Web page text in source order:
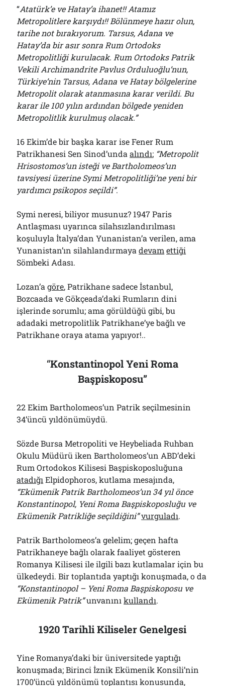
“Atatürk’e ve Hatay’a ihanet!! Atamız
Metropolitlere karşıydı!! Bölünmeye hazır olun,
tarihe not bırakıyorum. Tarsus, Adana ve
Hatay’da bir asır sonra Rum Ortodoks
Metropolitliği kurulacak. Rum Ortodoks Patrik
Vekili Archimandrite Pavlus Orduluoğlu’nun,
Türkiye’nin Tarsus, Adana ve Hatay bölgelerine
Metropolit olarak atanmasına karar verildi. Bu
karar ile 100 yılın ardından bölgede yeniden
Metropolitlik kurulmuş olacak.”
16 Ekim’de bir başka karar ise Fener Rum
Patrikhanesi Sen Sinod’undaalındı; “Metropolit
Hrisostomos’un isteği ve Bartholomeos’un
tavsiyesi üzerine Symi Metropolitliği’ne yeni bir
yardımcı psikopos seçildi”.
Symi neresi, biliyor musunuz? 1947 Paris
Antlaşması uyarınca silahsızlandırılması
koşuluyla İtalya’dan Yunanistan’a verilen, ama
Yunanistan’ın silahlandırmayadevam ettiği
Sömbeki Adası.
Lozan’agöre, Patrikhane sadece İstanbul,
Bozcaada ve Gökçeada’daki Rumların dini
işlerinde sorumlu; ama görüldüğü gibi, bu
adadaki metropolitlik Patrikhane’ye bağlı ve
Patrikhane oraya atama yapıyor!..
“Konstantinopol Yeni Roma
Başpiskoposu”
22 Ekim Bartholomeos’un Patrik seçilmesinin
34’üncü yıldönümüydü.
Sözde Bursa Metropoliti ve Heybeliada Ruhban
Okulu Müdürü iken Bartholomeos’un ABD’deki
Rum Ortodokos Kilisesi Başpiskoposluğuna
atadığı Elpidophoros, kutlama mesajında,
“Ekümenik Patrik Bartholomeos’un 34 yıl önce
Konstantinopol, Yeni Roma Başpiskoposluğu ve
Ekümenik Patrikliğe seçildiğini”vurguladı.
Patrik Bartholomeos’a gelelim; geçen hafta
Patrikhaneye bağlı olarak faaliyet gösteren
Romanya Kilisesi ile ilgili bazı kutlamalar için bu
ülkedeydi. Bir toplantıda yaptığı konuşmada, o da
“Konstantinopol – Yeni Roma Başpiskoposu ve
Ekümenik Patrik”unvanınıkullandı.
1920 Tarihli Kiliseler Genelgesi
Yine Romanya’daki bir üniversitede yaptığı
konuşmada; Birinci İznik Ekümenik Konsili’nin
1700’üncü yıldönümü toplantısı konusunda,